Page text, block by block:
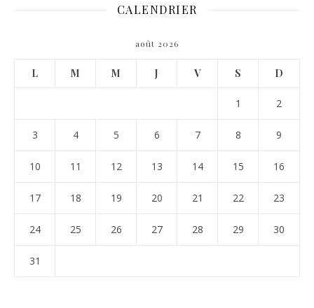
CALENDRIER
août 2026
L M M J V S D
1 2
3 4 5 6 7 8 9
10 11 12 13 14 15 16
17 18 19 20 21 22 23
24 25 26 27 28 29 30
31